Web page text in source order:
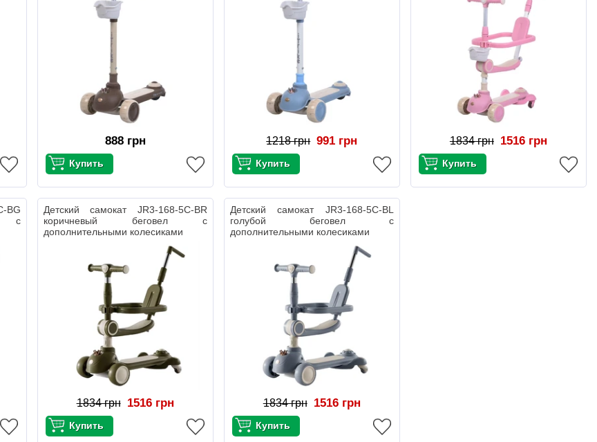
888 грн 1218 грн 991 грн 1834 грн 1516 грн
BG
с
Детский самокат JR3-168-5С-BR
коричневый беговел с
дополнительными колесиками
1834 грн 1516 грн
Детский самокат JR3-168-5С-BL
голубой беговел с
дополнительными колесиками
1834 грн 1516 грн